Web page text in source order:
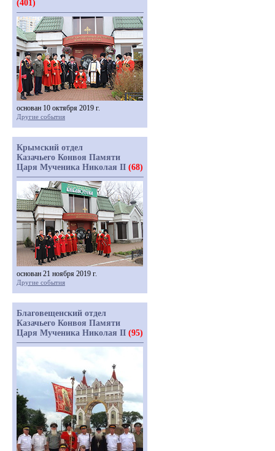
(401)
основан 10 октября 2019 г.
Другие события
Крымский отдел
Казачьего Конвоя Памяти
Царя Мученика Николая II (68)
основан 21 ноября 2019 г.
Другие события
Благовещенский отдел
Казачьего Конвоя Памяти
Царя Мученика Николая II (95)